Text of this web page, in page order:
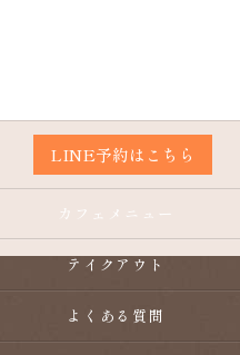
LINE予約はこちら
カフェメニュー
テイクアウト
よくある質問